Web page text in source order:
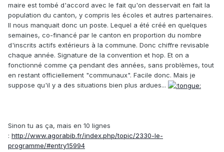
maire est tombé d'accord avec le fait qu'on desservait en fait la
population du canton, y compris les écoles et autres partenaires.
Il nous manquait donc un poste. Lequel a été créé en quelques
semaines, co-financé par le canton en proportion du nombre
d'inscrits actifs extérieurs à la commune. Donc chiffre revisable
chaque année. Signature de la convention et hop. Et on a
fonctionné comme ça pendant des années, sans problèmes, tout
en restant officiellement "communaux". Facile donc. Mais je
suppose qu'il y a des situations bien plus ardues...
Sinon tu as ça, mais en 10 lignes
: http://www.agorabib.fr/index.php/topic/2330-le-
programme/#entry15994